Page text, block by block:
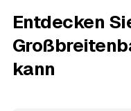
Entdecken
kann